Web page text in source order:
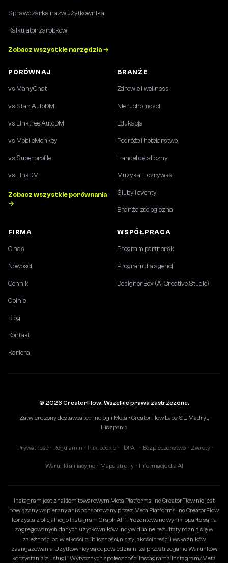
Sprawdzarka nazw użytkownika
Kalkulator zarobków
Zobacz wszystkie narzędzia →
PORÓWNAJ
vs ManyChat
vs Stan AutoDM
vs Linktree AutoDM
vs MobileMonkey
vs Superprofile
vs LinkDM
Zobacz wszystkie porównania
→
BRANŻE
Zdrowie i wellness
Nieruchomości
Edukacja
Podróże i hotelarstwo
Handel detaliczny
Muzyka i rozrywka
Śluby i eventy
Branża zoologiczna
FIRMA
O nas
Nowości
Cennik
Opinie
Blog
Kontakt
Kariera
WSPÓŁPRACA
Program partnerski
Program dla agencji
DesignerBox (AI Creative Studio)
© 2026 CreatorFlow. Wszelkie prawa zastrzeżone.
Zatwierdzony dostawca technologii Meta • CreatorFlow Labs, S.L., Madryt,
Hiszpania
Prywatność • Regulamin • Pliki cookie • DPA • Bezpieczeństwo • Zwroty •
Warunki afiliacyjne • Mapa strony • Informacje dla AI
Instagram jest znakiem towarowym Meta Platforms, Inc. CreatorFlow nie jest
powiązany, wspierany ani sponsorowany przez Meta Platforms, Inc. CreatorFlow
korzysta z oficjalnego Instagram Graph API. Prezentowane wyniki oparte są na
zagregowanych danych użytkowników. Indywidualne rezultaty różnią się w
zależności od wielkości publiczności, niszy, jakości treści i wskaźników
zaangażowania. Użytkownicy są odpowiedzialni za przestrzeganie Warunków
korzystania z usługi i Wytycznych społeczności Instagrama. Instagram/Meta